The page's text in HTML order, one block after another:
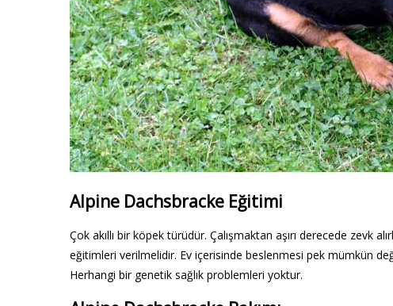
Alpine Dachsbracke Eğitimi
Çok akıllı bir köpek türüdür. Çalışmaktan aşırı derecede zevk
eğitimleri verilmelidir. Ev içerisinde beslenmesi pek mümkün
Herhangi bir genetik sağlık problemleri yoktur.